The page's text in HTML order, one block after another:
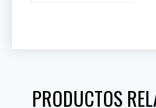
PRODUCTOS